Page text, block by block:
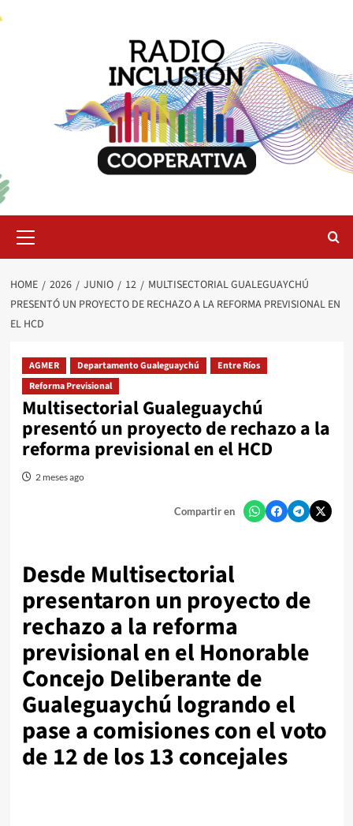
Menu
HOME 2026 JUNIO 12
MULTISECTORIAL GUALEGUAYCHÚ
PRESENTÓ UN PROYECTO DE RECHAZO A LA REFORMA PREVISIONAL EN
EL HCD
AGMER Departamento Gualeguaychú
Entre Ríos
Reforma Previsional
Multisectorial Gualeguaychú
presentó un proyecto de rechazo a la
reforma previsional en el HCD
2 meses ago
Compartir en
Desde Multisectorial
presentaron un proyecto de
rechazo a la reforma
previsional en el Honorable
Concejo Deliberante de
Gualeguaychú logrando el
pase a comisiones con el voto
de 12 de los 13 concejales